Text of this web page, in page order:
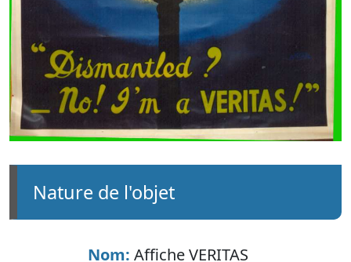
nature de l'objet
Nom: Affiche VERITAS